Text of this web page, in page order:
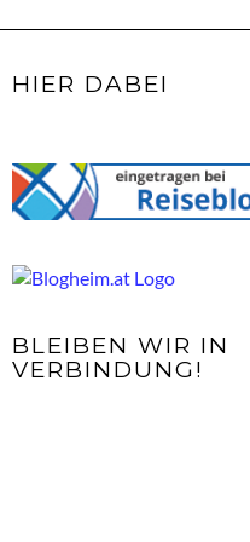
HIER DABEI
BLEIBEN WIR IN
VERBINDUNG!